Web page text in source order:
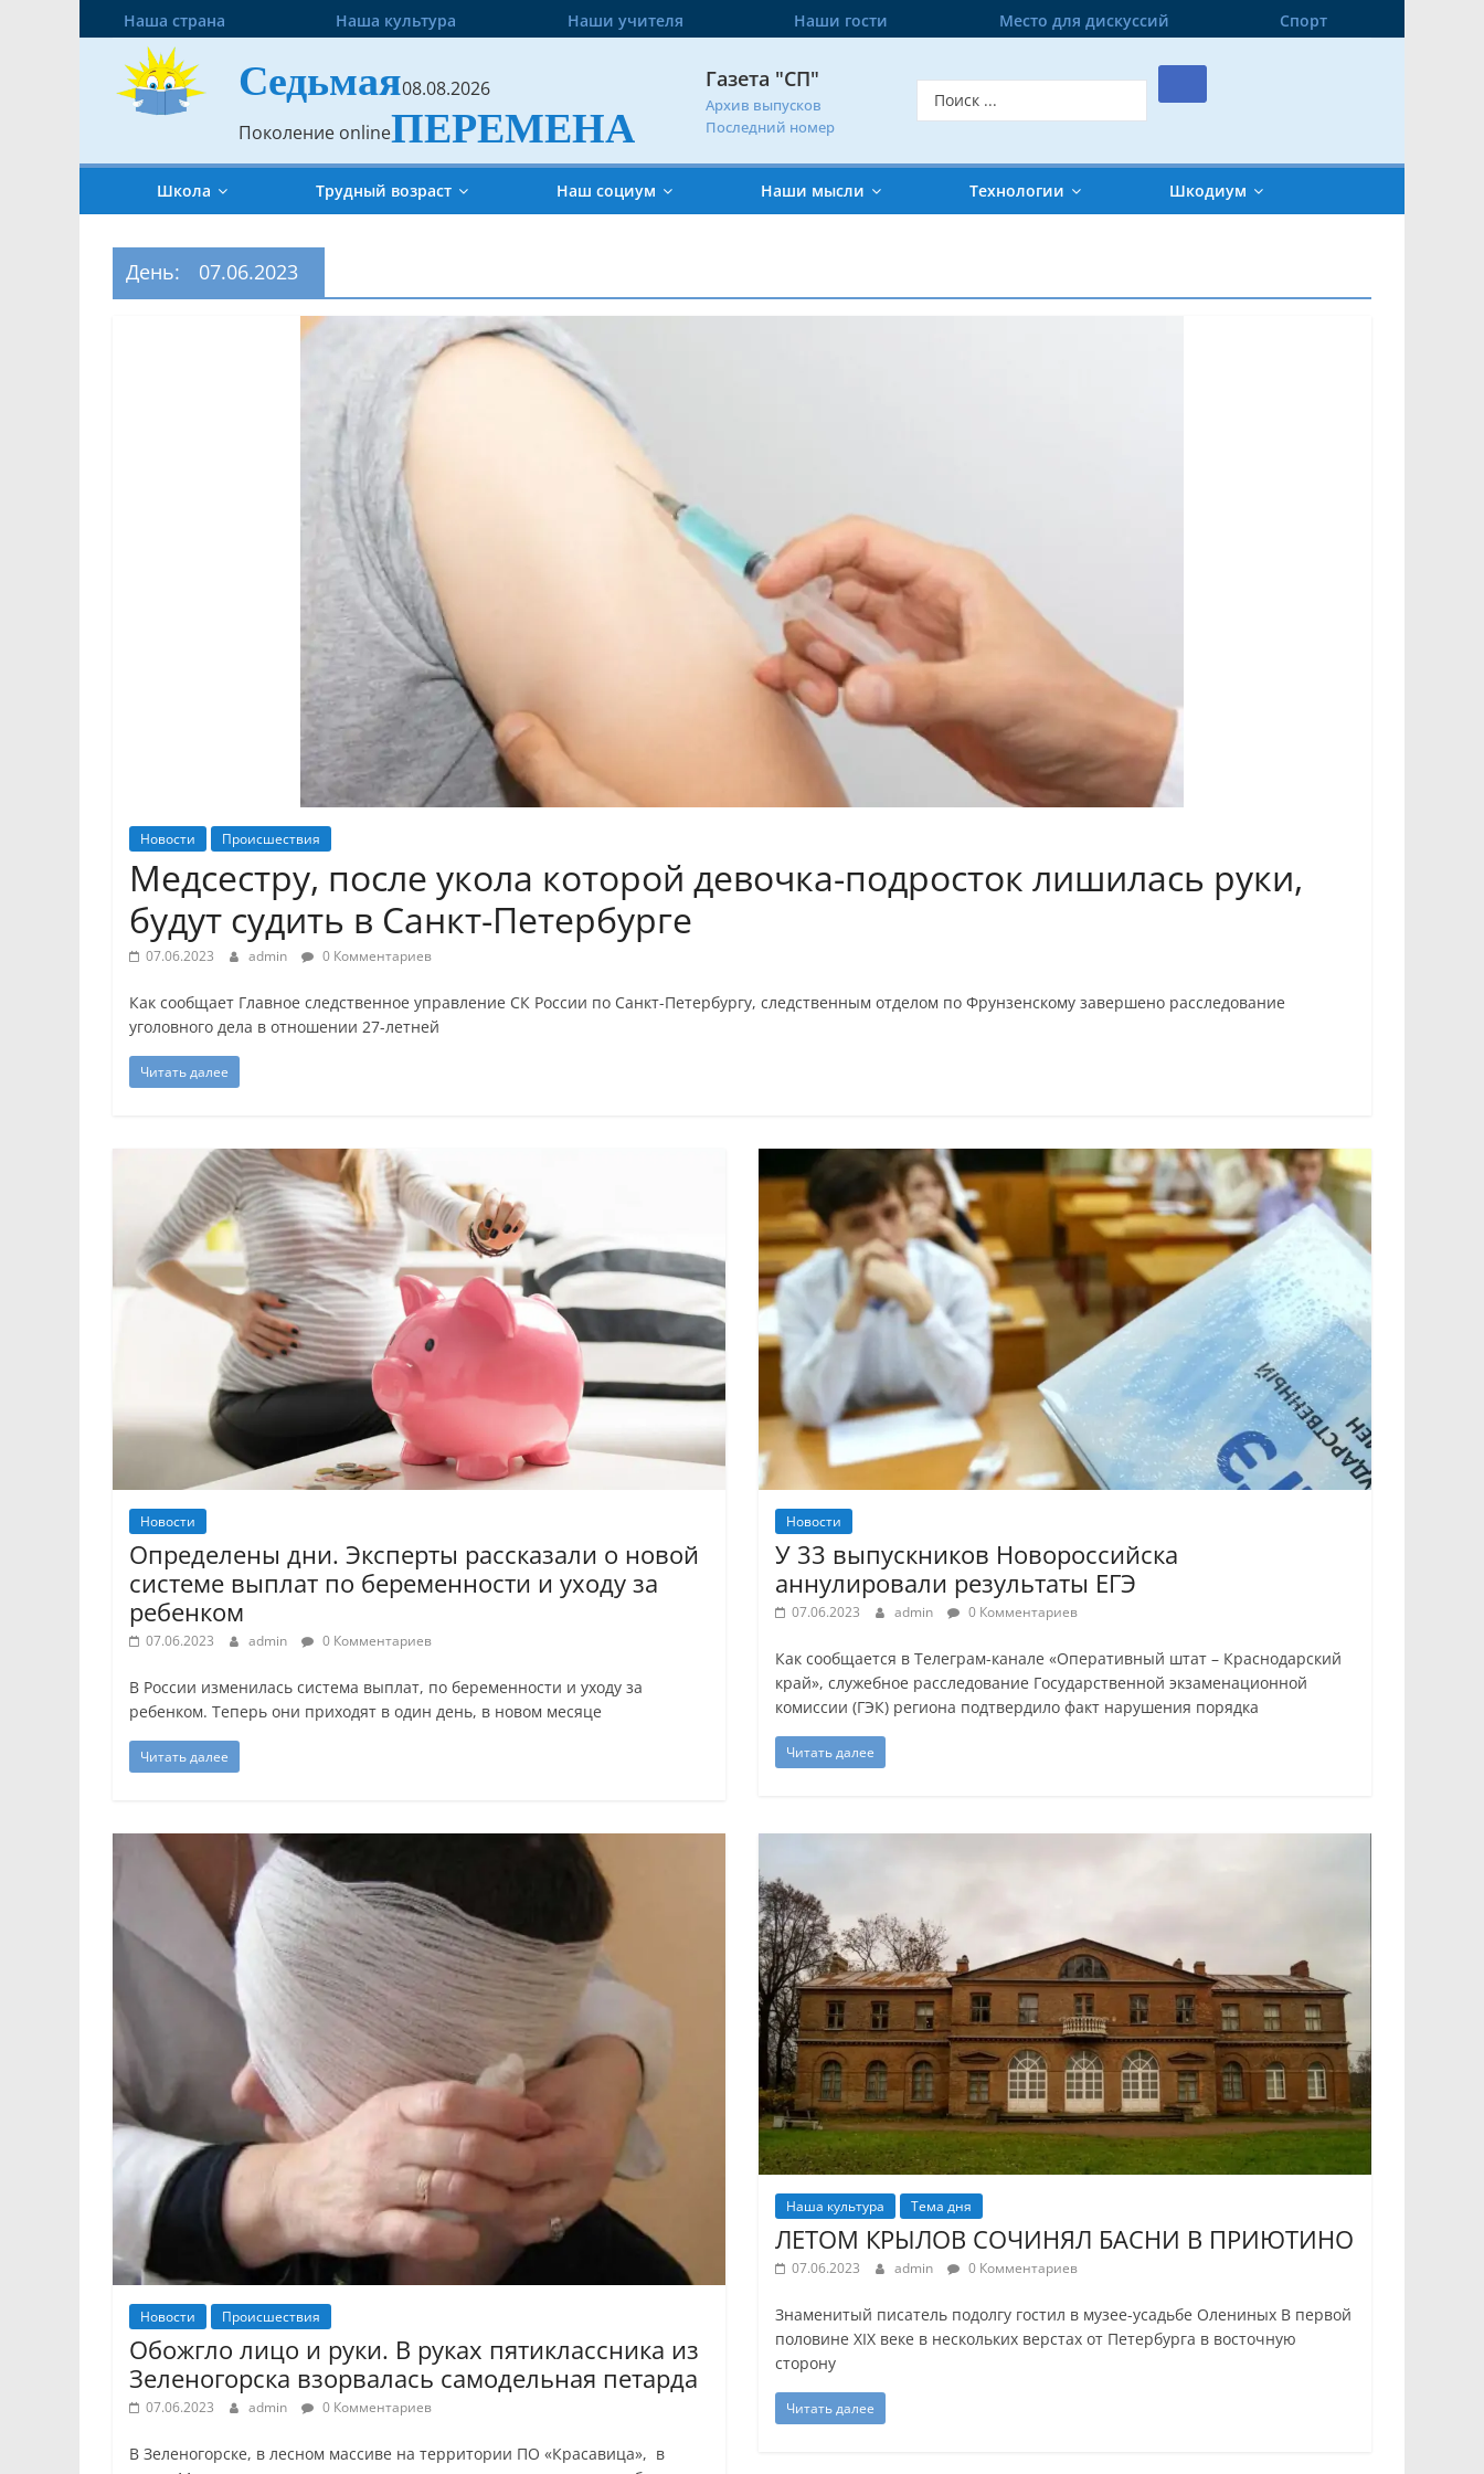
Наша страна Наша культура Наши учителя Наши гости Место для дискуссий Спорт
Седьмая08.08.2026
Поколение onlineПЕРЕМЕНА
Газета "СП"
Архив выпусков
Последний номер
Школа Трудный возраст Наш социум Наши мысли Технологии Шкодиум
День: 07.06.2023
Новости Происшествия
Медсестру, после укола которой девочка-подросток лишилась руки,
будут судить в Санкт-Петербурге
07.06.2023 admin 0 Комментариев
Как сообщает Главное следственное управление СК России по Санкт-Петербургу, следственным отделом по Фрунзенскому завершено расследование
уголовного дела в отношении 27-летней
Читать далее
Новости
Определены дни. Эксперты рассказали о новой
системе выплат по беременности и уходу за
ребенком
07.06.2023 admin 0 Комментариев
В России изменилась система выплат, по беременности и уходу за
ребенком. Теперь они приходят в один день, в новом месяце
Читать далее
Новости
У 33 выпускников Новороссийска
аннулировали результаты ЕГЭ
07.06.2023 admin 0 Комментариев
Как сообщается в Телеграм-канале «Оперативный штат – Краснодарский
край», служебное расследование Государственной экзаменационной
комиссии (ГЭК) региона подтвердило факт нарушения порядка
Читать далее
Новости Происшествия
Обожгло лицо и руки. В руках пятиклассника из
Зеленогорска взорвалась самодельная петарда
07.06.2023 admin 0 Комментариев
В Зеленогорске, в лесном массиве на территории ПО «Красавица», в
Наша культура Тема дня
ЛЕТОМ КРЫЛОВ СОЧИНЯЛ БАСНИ В ПРИЮТИНО
07.06.2023 admin 0 Комментариев
Знаменитый писатель подолгу гостил в музее-усадьбе Олениных В первой
половине XIX веке в нескольких верстах от Петербурга в восточную
сторону
Читать далее